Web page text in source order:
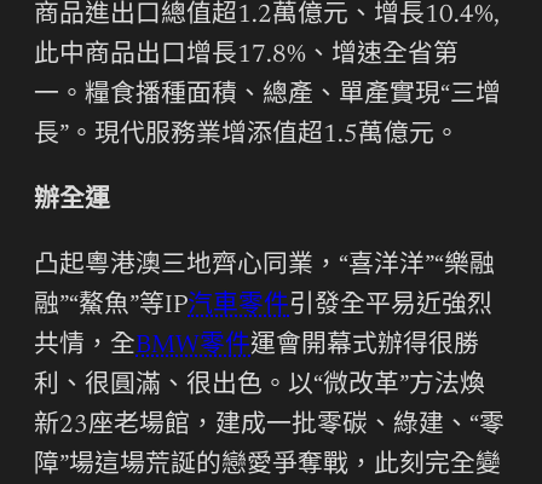
商品進出口總值超1.2萬億元、增長10.4%,
此中商品出口增長17.8%、增速全省第
一。糧食播種面積、總產、單產實現“三增
長”。現代服務業增添值超1.5萬億元。
辦全運
凸起粵港澳三地齊心同業，“喜洋洋”“樂融
融”“鰲魚”等IP汽車零件引發全平易近強烈
共情，全BMW零件運會開幕式辦得很勝
利、很圓滿、很出色。以“微改革”方法煥
新23座老場館，建成一批零碳、綠建、“零
障”場這場荒誕的戀愛爭奪戰，此刻完全變